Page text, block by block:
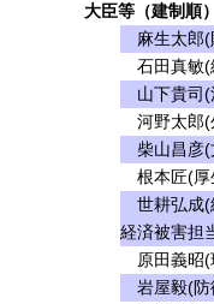
大臣等（建制順
麻生太郎(
石田真敏(
山下貴司(
河野太郎(
柴山昌彦(
根本匠(厚
世耕弘成(
経済被害担
原田義昭(
岩屋毅(防